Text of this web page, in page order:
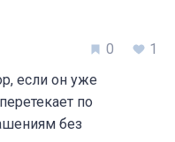
0
1
если он уже
по
без